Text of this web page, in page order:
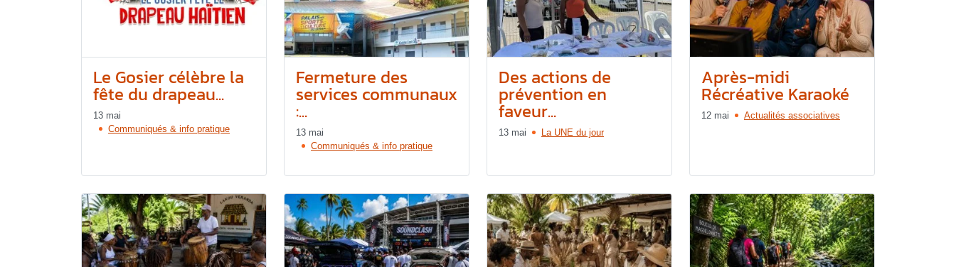
Le Gosier célèbre la
fête du drapeau...
13 mai
Communiqués & info pratique
Fermeture des
services communaux
:...
13 mai
Communiqués & info pratique
Des actions de
prévention en
faveur...
13 mai La UNE du jour
Après-midi
Récréative Karaoké
12 mai Actualités associatives